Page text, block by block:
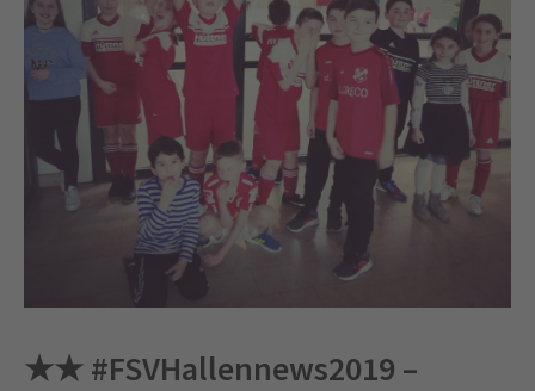
★★ #FSVHallennews2019 –